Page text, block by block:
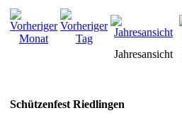
Jahresansicht
Schützenfest Riedlingen